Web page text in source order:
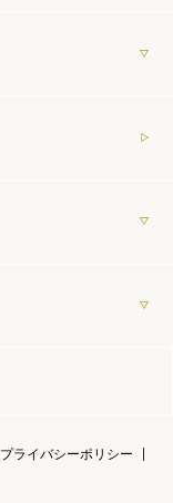
プライバシーポリシー